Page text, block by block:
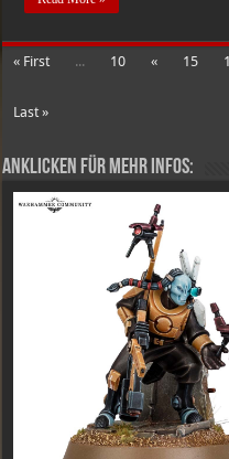
« First ... 10 « 15
Last »
Anklicken für mehr Infos: